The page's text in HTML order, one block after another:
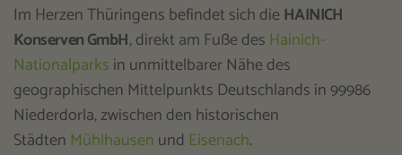
Im Herzen Thüringens befindet sich die HAINICH
Konserven GmbH, direkt am Fuße des Hainich-
Nationalparks in unmittelbarer Nähe des
geographischen Mittelpunkts Deutschlands in 99986
Niederdorla, zwischen den historischen
Städten Mühlhausen und Eisenach.